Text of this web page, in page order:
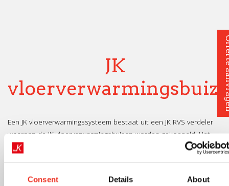
Consent Details About
JK
Een JK vloerverwarmingssysteem bestaat uit een JK RVS verdeler
waaraan de JK vloerverwarmingsbuizen worden gekoppeld. Het
systeem werkt met een leidingsstelsel van